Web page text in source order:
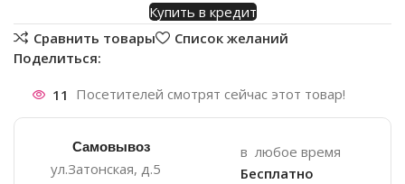
Купить в кредит
Сравнить товары
Список желаний
Поделиться:
11 Посетителей смотрят сейчас этот товар!
Самовывоз
ул.Затонская, д.5
в любое время
Бесплатно